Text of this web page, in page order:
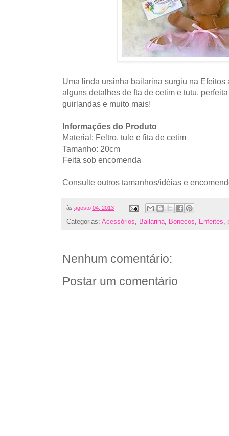
Uma linda ursinha bailarina surgiu na Efeitos
alguns detalhes de fta de cetim e tutu,
guirlandas e muito mais!
Informações do Produto
Material: Feltro, tule e fita de cetim
Tamanho: 20cm
Feita sob encomenda
Consulte outros tamanhos/idéias e
às agosto 04, 2013
Categorias: Acessórios, Bailarina, Bonecos, Enfeites,
Nenhum comentário:
Postar um comentário